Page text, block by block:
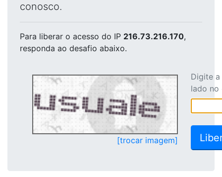
conosco.
Para liberar o acesso do IP 216.73.216.170,
responda ao desafio abaixo.
[trocar imagem]
Digite
lado no